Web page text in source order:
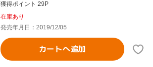
獲得ポイント 29P
在庫あり
発売年月日：2019/12/05
カートへ追加